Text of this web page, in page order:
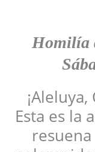
Homilía
Esta es la